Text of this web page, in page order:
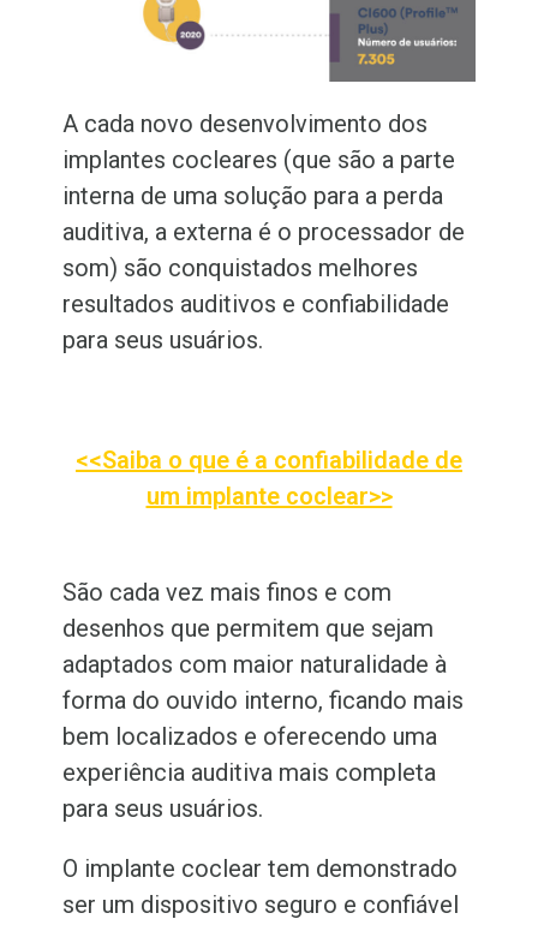
A cada novo desenvolvimento dos
implantes cocleares (que são a parte
interna de uma solução para a perda
auditiva, a externa é o processador de
som) são conquistados melhores
resultados auditivos e confiabilidade
para seus usuários.
<<Saiba o que é a confiabilidade de
um implante coclear>>
São cada vez mais finos e com
desenhos que permitem que sejam
adaptados com maior naturalidade à
forma do ouvido interno, ficando mais
bem localizados e oferecendo uma
experiência auditiva mais completa
para seus usuários.
O implante coclear tem demonstrado
ser um dispositivo seguro e confiável